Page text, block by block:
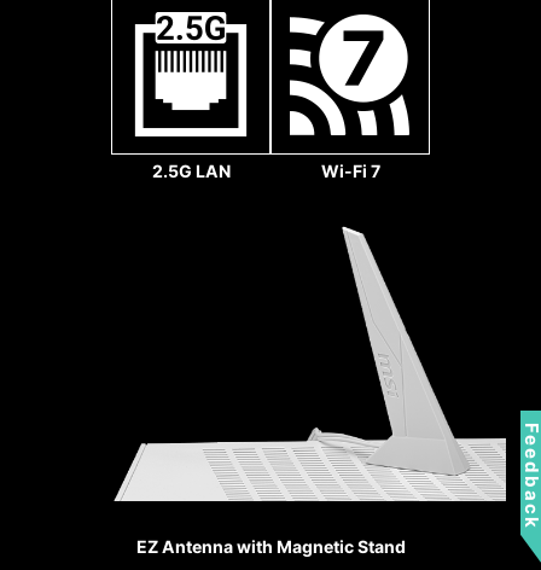
Pump Fan
2.5G LAN Wi-Fi 7
EZ Antenna with Magnetic Stand
強化焊接點
MSI PCI-E 插槽上搭載鋼鐵
裝甲，增加多處焊點來鞏固
並提供更強的保護力，以避
免高端顯示卡重量過重而造
成PCI-E插槽的損壞。鋼鐵
裝甲還能保護PCI-E插槽的
傳輸訊號免受電磁波的干
驗。